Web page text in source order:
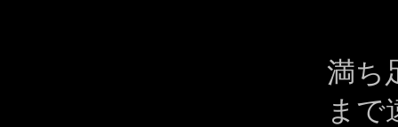
満ち
まで